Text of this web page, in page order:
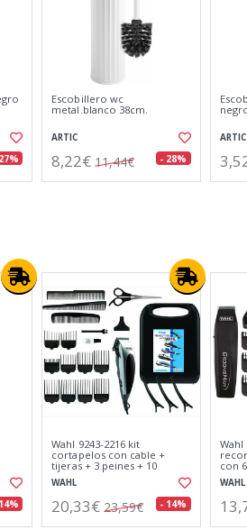
Lampara matainsectos
enchufe 1w. 12m2
AKHUO
9,79€ 13,36€ - 27%
3w.
AKHUO
Wahl extreme grip negro y
plata / cortapelos
WAHL
44,17€ 51,26€ - 14%
con
WAHL